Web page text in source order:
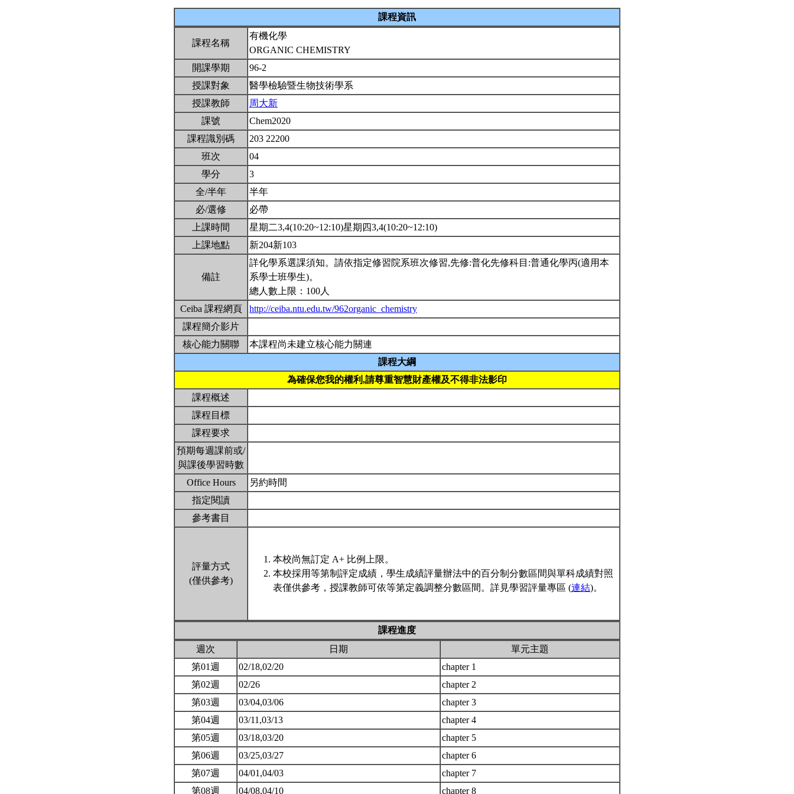
課程資訊
課程名稱
有機化學
ORGANIC CHEMISTRY
開課學期
96-2
授課對象
醫學檢驗暨生物技術學系
授課教師
周大新
課號
Chem2020
課程識別碼
203 22200
班次
04
學分
3
全/半年
半年
必/選修
必帶
上課時間
星期二3,4(10:20~12:10)星期四3,4(10:20~12:10)
上課地點
新204新103
備註
詳化學系選課須知。請依指定修習院系班次修習,先修:普化先修科目:普通化學丙(適用本
系學士班學生)。
總人數上限：100人
Ceiba 課程網頁
http://ceiba.ntu.edu.tw/962organic_chemistry
課程簡介影片
核心能力關聯
本課程尚未建立核心能力關連
課程大綱
為確保您我的權利,請尊重智慧財產權及不得非法影印
課程概述
課程目標
課程要求
預期每週課前或/
與課後學習時數
Office Hours
另約時間
指定閱讀
參考書目
評量方式
(僅供參考)
本校尚無訂定 A+ 比例上限。
本校採用等第制評定成績，學生成績評量辦法中的百分制分數區間與單科成績對照
表僅供參考，授課教師可依等第定義調整分數區間。詳見學習評量專區 (連結)。
課程進度
週次
日期
單元主題
第01週
02/18,02/20
chapter 1
第02週
02/26
chapter 2
第03週
03/04,03/06
chapter 3
第04週
03/11,03/13
chapter 4
第05週
03/18,03/20
chapter 5
第06週
03/25,03/27
chapter 6
第07週
04/01,04/03
chapter 7
第08週
04/08,04/10 chapter 8